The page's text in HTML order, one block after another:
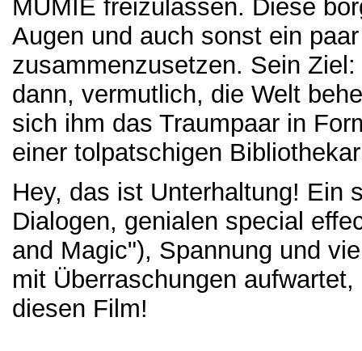
MUMIE freizulassen. Diese
Augen und auch sonst ein
zusammenzusetzen. Sein
dann, vermutlich, die Welt
sich ihm das Traumpaar in
einer tolpatschigen
Hey, das ist Unterhaltung! Ein
Dialogen, genialen special
and Magic"), Spannung und
mit Überraschungen
diesen Film!